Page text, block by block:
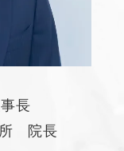
長
所 院長